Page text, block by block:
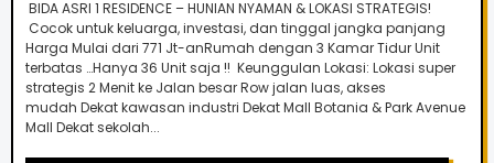
BIDA ASRI 1 RESIDENCE – HUNIAN NYAMAN & LOKASI STRATEGIS!
Cocok untuk keluarga, investasi, dan tinggal jangka panjang
Harga Mulai dari 771 Jt-anRumah dengan 3 Kamar Tidur Unit
terbatas …Hanya 36 Unit saja !! Keunggulan Lokasi: Lokasi super
strategis 2 Menit ke Jalan besar Row jalan luas, akses
mudah Dekat kawasan industri Dekat Mall Botania & Park Avenue
Mall Dekat sekolah...